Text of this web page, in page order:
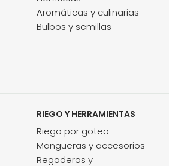
Aromáticas y culinarias
Bulbos y semillas
RIEGO Y HERRAMIENTAS
Riego por goteo
Mangueras y accesorios
Regaderas y